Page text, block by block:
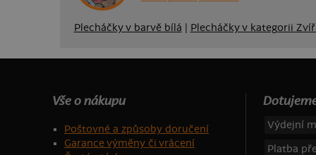
Plecháčky v barvě bílá Plecháčky v kategorii
Vše o nákupu
Poštovné a způsoby doručení
Garance výměny či vrácení
Výdejní
Platba